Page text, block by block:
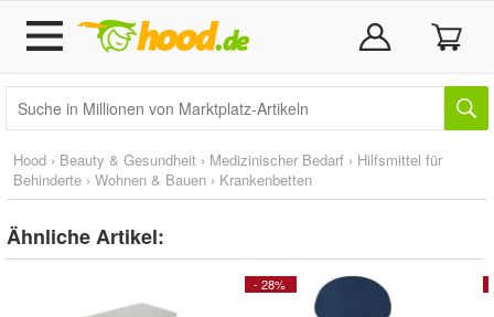
Hood › Beauty & Gesundheit › Medizinischer Bedarf › Hilfsmittel für
Behinderte › Wohnen & Bauen › Krankenbetten
Ähnliche Artikel:
- 28%